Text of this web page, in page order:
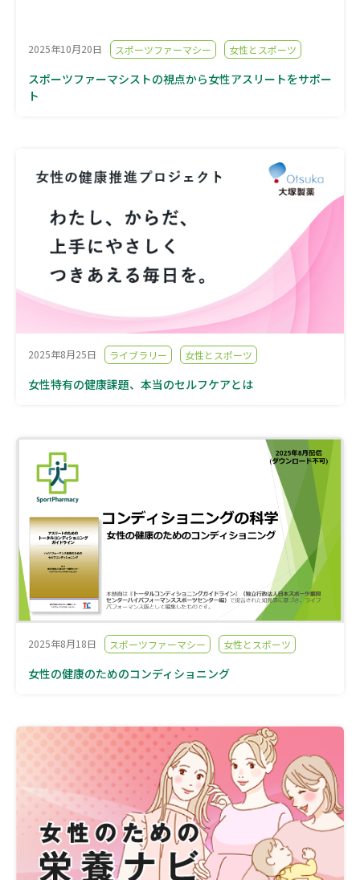
2025年10月20日 スポーツファーマシー 女性とスポーツ
スポーツファーマシストの視点から女性アスリートをサポー
ト
2025年8月25日 ライブラリー 女性とスポーツ
女性特有の健康課題、本当のセルフケアとは
2025年8月18日 スポーツファーマシー 女性とスポーツ
女性の健康のためのコンディショニング